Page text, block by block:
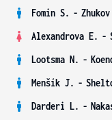
Fomin S. -
Alexandrova E. -
Lootsma N. -
Menšík J. -
Darderi L. -